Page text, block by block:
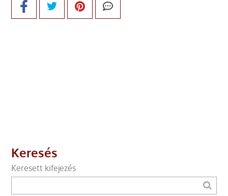
Keresés
Keresett kifejezés